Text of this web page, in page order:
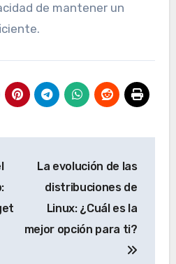
de mantener un
La evolución de las
distribuciones de
Linux: ¿Cuál es la
mejor opción para ti?